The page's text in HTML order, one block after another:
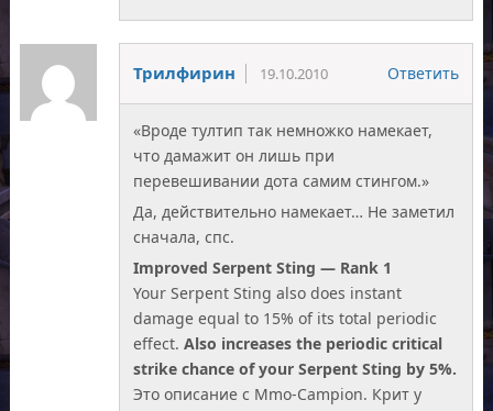
Трилфирин 19.10.2010 Ответить
«Вроде тултип так немножко намекает,
что дамажит он лишь при
перевешивании дота самим стингом.»
Да, действительно намекает… Не заметил
сначала, спс.
Improved Serpent Sting — Rank 1
Your Serpent Sting also does instant
damage equal to 15% of its total periodic
effect.Also increases the periodic critical
strike chance of your Serpent Sting by 5%.
Это описание с Mmo-Campion. Крит у